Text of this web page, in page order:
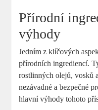
Přírodní
výhody
Jedním z klíčových
přírodních ingrediencí.
rostlinných olejů, vosků
nezávadné a bezpečné
hlavní výhody tohoto